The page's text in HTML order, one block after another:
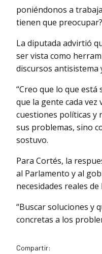
poniéndonos a
tienen que
La diputada advirtió
ser vista como
discursos antisistema
“Creo que lo que está
que la gente cada vez
cuestiones políticas y
sus problemas, sino
sostuvo.
Para Cortés, la
al Parlamento y al
necesidades reales de
“Buscar soluciones y
concretas a los
Compartir: